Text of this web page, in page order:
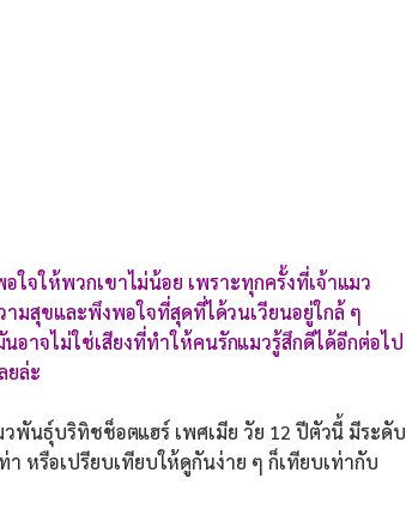
ใจให้พวกเขาไม่น้อย เพราะทุกครั้งที่เจ้าแมว
มสุขและพึงพอใจที่สุดที่ได้วนเวียนอยู่ใกล้ ๆ
อาจไม่ใช่เสียงที่ทำให้คนรักแมวรู้สึกดีได้อีกต่อไป
ยล่ะ
พันธุ์บริทิชช็อตแฮร์ เพศเมีย วัย 12 ปีตัวนี้ มีระดับ
า หรือเปรียบเทียบให้ดูกันง่าย ๆ ก็เทียบเท่ากับ